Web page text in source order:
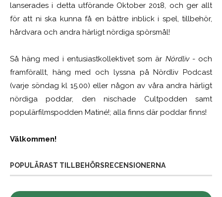
lanserades i detta utförande Oktober 2018, och ger allt
för att ni ska kunna få en bättre inblick i spel, tillbehör,
hårdvara och andra härligt nördiga spörsmål!
Så häng med i entusiastkollektivet som är Nördliv- och
framförallt, häng med och lyssna på Nördliv Podcast
(varje söndag kl 15.00) eller någon av våra andra härligt
nördiga poddar, den nischade Cultpodden samt
populärfilmspodden Matiné!; alla finns där poddar finns!
Välkommen!
POPULÄRAST TILLBEHÖRSRECENSIONERNA